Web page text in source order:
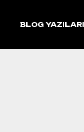
BLOG YAZILARI